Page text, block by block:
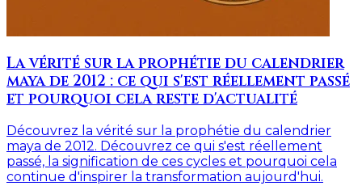
La vérité sur la prophétie du calendrier
maya de 2012 : ce qui s'est réellement passé
et pourquoi cela reste d'actualité
Découvrez la vérité sur la prophétie du calendrier
maya de 2012. Découvrez ce qui s'est réellement
passé, la signification de ces cycles et pourquoi cela
continue d'inspirer la transformation aujourd'hui.